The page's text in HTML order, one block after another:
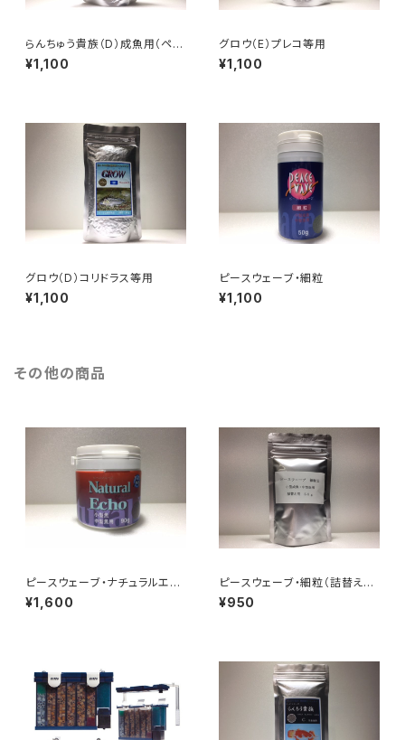
らんちゅう貴族（D）成魚用（ペレ
ットタイプ）
¥1,100
グロウ（E）プレコ等用
¥1,100
グロウ（D）コリドラス等用
¥1,100
ピースウェーブ・細粒
¥1,100
その他の商品
ピースウェーブ・ナチュラルエコ
ー
¥1,600
ピースウェーブ・細粒（詰替え
用）
¥950